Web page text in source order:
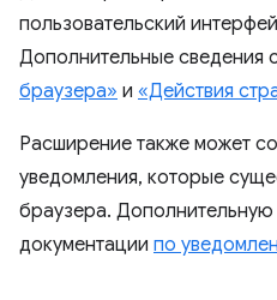
пользовательский
Дополнительные сведения
браузера» и «Действия
Расширение также может
уведомления, которые
браузера.
документации по